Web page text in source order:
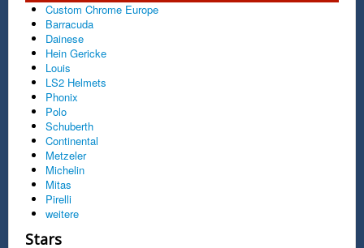
Custom Chrome Europe
Barracuda
Dainese
Hein Gericke
Louis
LS2 Helmets
Phonix
Polo
Schuberth
Continental
Metzeler
Michelin
Mitas
Pirelli
weitere
Stars